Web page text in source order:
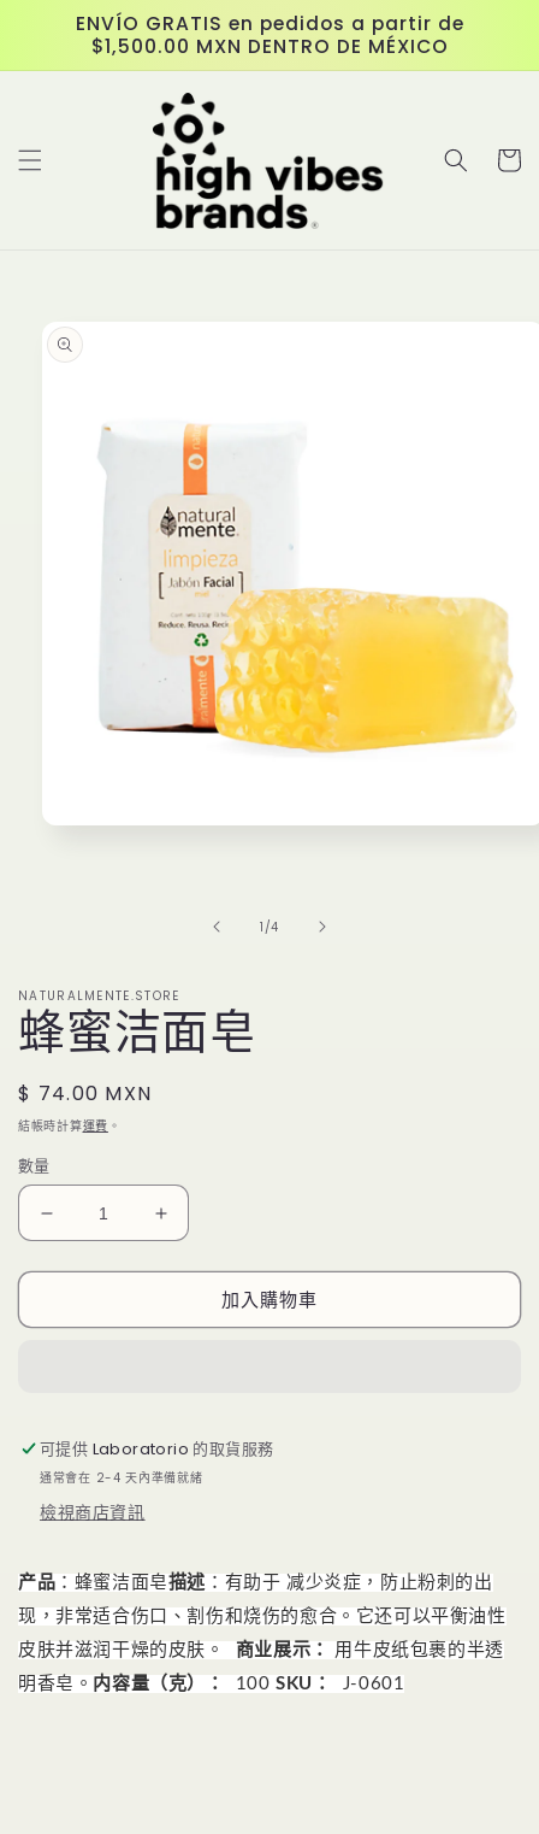
跳至內ENVÍO GRATIS en pedidos a partir de
$1,500.00 MXN DENTRO DE MÉXICO
物
略過產
品資訊
啟
多
媒
檔
1
1 //4
NATURALMENTE.STORE
蜂蜜洁面皂
定
價
$ 74.00 MXN
結帳時計算運費 。
數量
面
減
少
面
增
加
加入購物車
可提供 Laboratorio 的取貨服務
通常會在 2-4 天內準備就緒
檢視商店資訊
产品 ：蜂蜜洁面皂描述 ：有助于 减少炎症，防止粉刺的出
现，非常适合伤口、割伤和烧伤的愈合 。 它还可以平衡油性
皮肤并滋润干燥的皮肤。 商业展示：
用牛皮纸包裹的半透
明香皂。 内容量（克）： 100SKU： J-0601